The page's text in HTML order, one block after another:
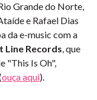
Grande do Norte,
e Rafael Dias
da e-music com a
Line Records, que
"This Is Oh",
ouça aqui).